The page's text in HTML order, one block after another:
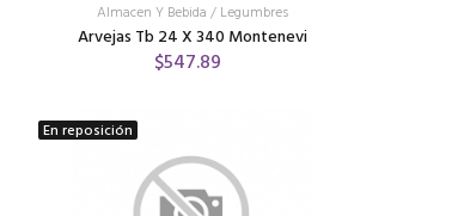
Almacen Y Bebida / Legumbres
Arvejas Tb 24 X 340 Montenevi
$547.89
En reposición